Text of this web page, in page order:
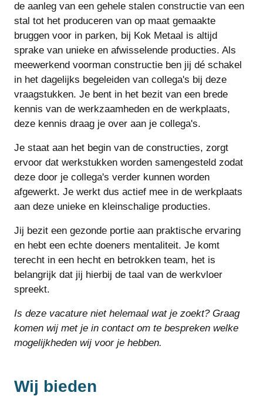
de aanleg van een gehele stalen constructie van een
stal tot het produceren van op maat gemaakte
bruggen voor in parken, bij Kok Metaal is altijd
sprake van unieke en afwisselende producties. Als
meewerkend voorman constructie ben jij dé schakel
in het dagelijks begeleiden van collega's bij deze
vraagstukken. Je bent in het bezit van een brede
kennis van de werkzaamheden en de werkplaats,
deze kennis draag je over aan je collega's.
Je staat aan het begin van de constructies, zorgt
ervoor dat werkstukken worden samengesteld zodat
deze door je collega's verder kunnen worden
afgewerkt. Je werkt dus actief mee in de werkplaats
aan deze unieke en kleinschalige producties.
Jij bezit een gezonde portie aan praktische ervaring
en hebt een echte doeners mentaliteit. Je komt
terecht in een hecht en betrokken team, het is
belangrijk dat jij hierbij de taal van de werkvloer
spreekt.
Is deze vacature niet helemaal wat je zoekt? Graag
komen wij met je in contact om te bespreken welke
mogelijkheden wij voor je hebben.
Wij bieden